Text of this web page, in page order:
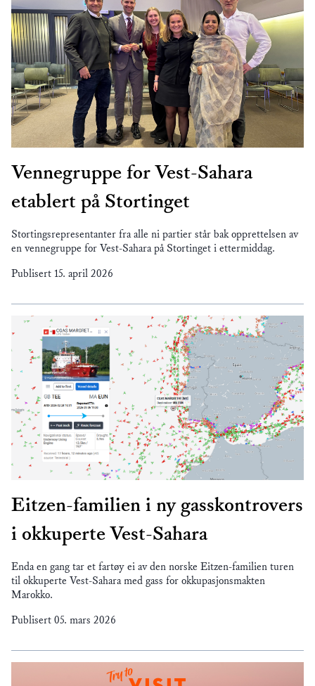
Vennegruppe for Vest-Sahara
etablert på Stortinget
Stortingsrepresentanter fra alle ni partier står bak opprettelsen av
en vennegruppe for Vest-Sahara på Stortinget i ettermiddag.
Publisert 15. april 2026
Eitzen-familien i ny gasskontrovers
i okkuperte Vest-Sahara
Enda en gang tar et fartøy ei av den norske Eitzen-familien turen
til okkuperte Vest-Sahara med gass for okkupasjonsmakten
Marokko.
Publisert 05. mars 2026